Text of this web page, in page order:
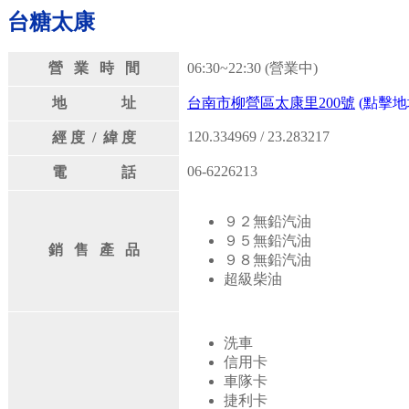
台糖太康
營 業 時 間 06:30~22:30 (營業中)
地 址 台南市柳營區太康里200號 (點擊
經 度 / 緯 度 120.334969 / 23.283217
電 話 06-6226213
銷 售 產 品
９２無鉛汽油
９５無鉛汽油
９８無鉛汽油
超級柴油
洗車
信用卡
車隊卡
捷利卡